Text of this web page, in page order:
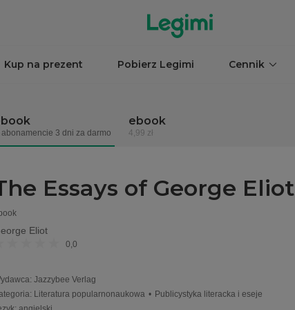
Kup na prezent Pobierz Legimi Cennik
abonamencie 3 dni za darmo
ebook
4,99 zł
Essays of George Eliot
Eliot
0,0
: Jazzybee Verlag
: Literatura popularnonaukowa • Publicystyka literacka i eseje